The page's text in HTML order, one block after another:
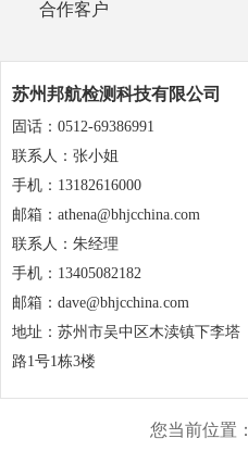
合作客户
苏州邦航检测科技有限公司
固话：0512-69386991
联系人：张小姐
手机：13182616000
邮箱：athena@bhjcchina.com
联系人：朱经理
手机：13405082182
邮箱：dave@bhjcchina.com
地址：苏州市吴中区木渎镇下李塔
路1号1栋3楼
您当前位置：